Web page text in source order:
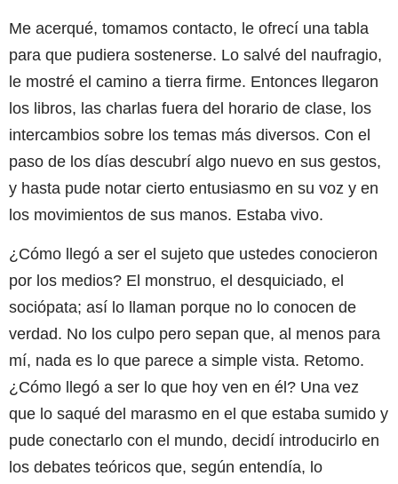
Me acerqué, tomamos contacto, le ofrecí una tabla
para que pudiera sostenerse. Lo salvé del naufragio,
le mostré el camino a tierra firme. Entonces llegaron
los libros, las charlas fuera del horario de clase, los
intercambios sobre los temas más diversos. Con el
paso de los días descubrí algo nuevo en sus gestos,
y hasta pude notar cierto entusiasmo en su voz y en
los movimientos de sus manos. Estaba vivo.
¿Cómo llegó a ser el sujeto que ustedes conocieron
por los medios? El monstruo, el desquiciado, el
sociópata; así lo llaman porque no lo conocen de
verdad. No los culpo pero sepan que, al menos para
mí, nada es lo que parece a simple vista. Retomo.
¿Cómo llegó a ser lo que hoy ven en él? Una vez
que lo saqué del marasmo en el que estaba sumido y
pude conectarlo con el mundo, decidí introducirlo en
los debates teóricos que, según entendía, lo